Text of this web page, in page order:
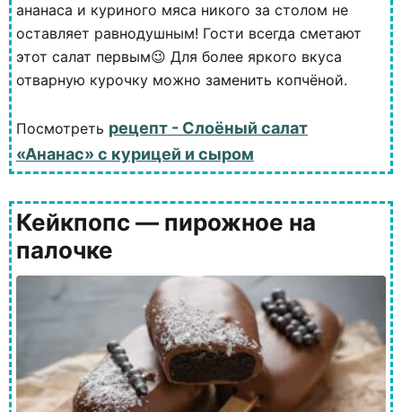
ананаса и куриного мяса никого за столом не
оставляет равнодушным! Гости всегда сметают
этот салат первым😉 Для более яркого вкуса
отварную курочку можно заменить копчёной.
Посмотреть рецепт - Слоёный салат
«Ананас» с курицей и сыром
Кейкпопс — пирожное на
палочке